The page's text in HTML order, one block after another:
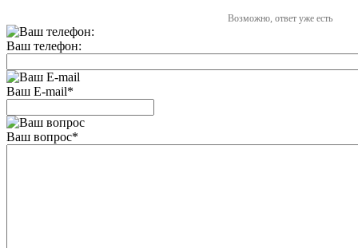
Возможно, ответ уже есть
Ваш телефон:
Ваш E-mail*
Ваш вопрос*